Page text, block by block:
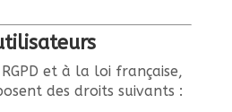
et à la loi française,
des droits suivants :